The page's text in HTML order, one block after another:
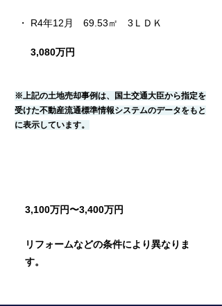
・ R4年12月　69.53㎡　3ＬＤＫ
3,080万円
※上記の土地売却事例は、国土交通大臣から指定を
受けた不動産流通標準情報システムのデータをもと
に表示しています。
3,100万円〜3,400万円
リフォームなどの条件により異なりま
す。